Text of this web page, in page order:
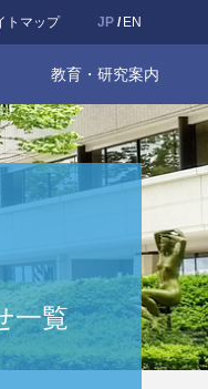
JP EN
トマップ
教育・研究案内
一覧